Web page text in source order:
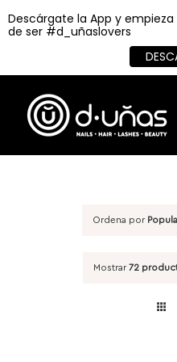
contenido
Ordena por
Mostrar72
Descárgate la App y
de ser #d_uñaslovers